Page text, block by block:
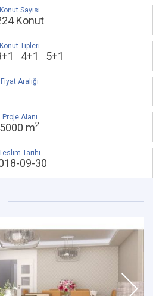
Konut Sayısı
Konut
Konut Tipleri
4+1 5+1
Fiyat Aralığı
Proje Alanı
5000 m2
Tarihi
09-30